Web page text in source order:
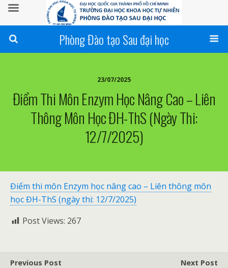
Phòng Đào tạo Sau đại học
23/07/2025
Điểm Thi Môn Enzym Học Nâng Cao – Liên
Thông Môn Học ĐH-ThS (ngày Thi:
12/7/2025)
Điểm thi môn Enzym học nâng cao – Liên thông môn
học ĐH-ThS (ngày thi: 12/7/2025)
Post Views: 267
Previous Post
Next Post